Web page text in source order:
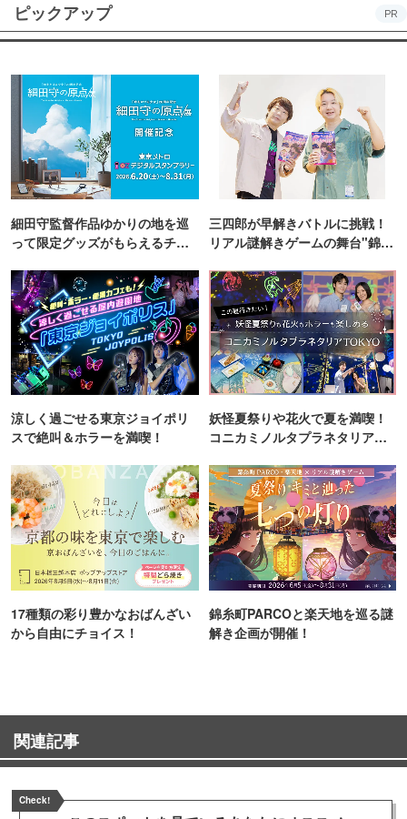
ピックアップ PR
細田守監督作品ゆかりの地を巡
って限定グッズがもらえるチャ
三四郎が早解きバトルに挑戦！
リアル謎解きゲームの舞台"錦糸
涼しく過ごせる東京ジョイポリ
スで絶叫＆ホラーを満喫！
妖怪夏祭りや花火で夏を満喫！
コニカミノルタプラネタリア
17種類の彩り豊かなおばんざい
から自由にチョイス！
錦糸町PARCOと楽天地を巡る謎
解き企画が開催！
関連記事
Check!